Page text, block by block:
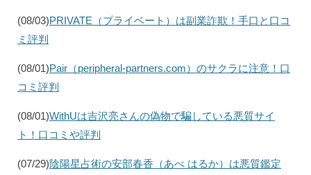
(08/03)PRIVATE（プライベート）は副業詐欺！手口と口コ
ミ評判
(08/01)Pair（peripheral-partners.com）のサクラに注意！口
コミ評判
(08/01)WithUは吉沢亮さんの偽物で騙している悪質サイ
ト！口コミや評判
(07/29)陰陽星占術の安部春香（あべ はるか）は悪質鑑定